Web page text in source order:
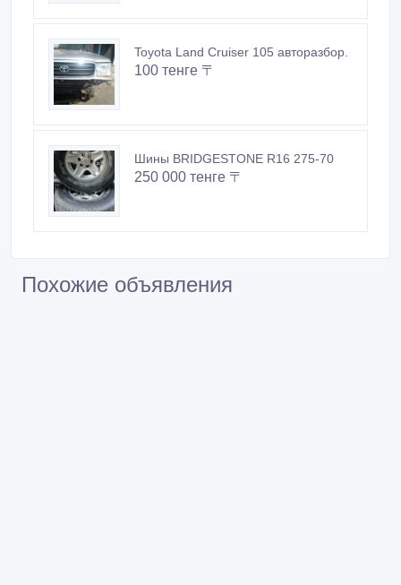
Toyota Land Cruiser 105 авторазбор.
100 тенге 〒
Шины BRIDGESTONE R16 275-70
250 000 тенге 〒
Похожие объявления